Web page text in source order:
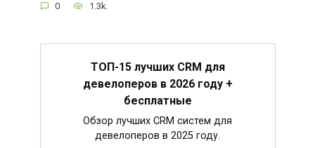
0 1.3k.
ТОП-15 лучших CRM для
девелоперов в 2026 году +
бесплатные
Обзор лучших CRM систем для
девелоперов в 2025 году.